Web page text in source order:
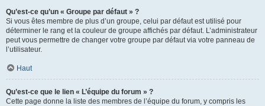
Qu’est-ce qu’un « Groupe par défaut » ?
Si vous êtes membre de plus d’un groupe, celui par défaut est utilisé pour
déterminer le rang et la couleur de groupe affichés par défaut. L’administrateur
peut vous permettre de changer votre groupe par défaut via votre panneau de
l’utilisateur.
Haut
Qu’est-ce que le lien « L’équipe du forum » ?
Cette page donne la liste des membres de l’équipe du forum, y compris les